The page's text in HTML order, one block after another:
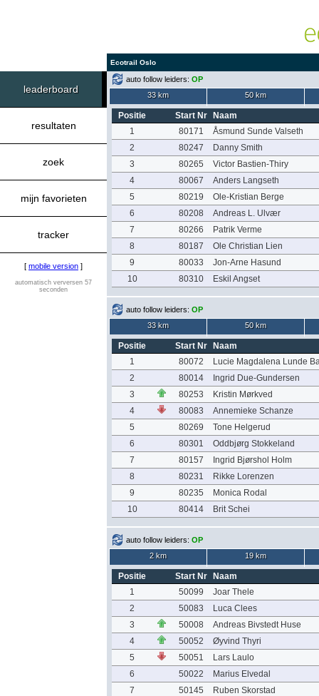
Ecotrail Oslo
leaderboard
resultaten
zoek
mijn favorieten
tracker
[ mobile version ]
automatisch verversen 57
seconden
auto follow leiders: OP
33 km
50 km
Positie Start Nr
Naam
1
80171
Åsmund Sunde Valseth
2
80247
Danny Smith
3
80265
Victor Bastien-Thiry
4
80067
Anders Langseth
5
80219
Ole-Kristian Berge
6
80208
Andreas L. Ulvær
7
80266
Patrik Verme
8
80187
Ole Christian Lien
9
80033
Jon-Arne Hasund
10
80310 Eskil Angset
auto follow leiders: OP
33 km
50 km
Positie Start Nr
Naam
1
80072
Lucie Magdalena Lunde
2
80014
Ingrid Due-Gundersen
3
80253
Kristin Mørkved
4
80083
Annemieke Schanze
5
80269
Tone Helgerud
6
80301
Oddbjørg Stokkeland
7
80157
Ingrid Bjørshol Holm
8
80231
Rikke Lorenzen
9
80235
Monica Rodal
10
80414 Brit Schei
auto follow leiders: OP
2 km
19 km
Positie Start Nr
Naam
1
50099
Joar Thele
2
50083
Luca Clees
3
50008
Andreas Bivstedt Huse
4
50052
Øyvind Thyri
5
50051
Lars Laulo
6
50022
Marius Elvedal
7
50145
Ruben Skorstad